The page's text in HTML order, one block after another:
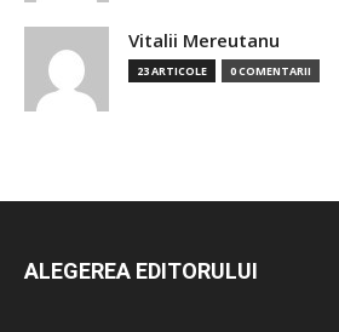
Vitalii Mereutanu
23 ARTICOLE 0 COMENTARII
ALEGEREA EDITORULUI